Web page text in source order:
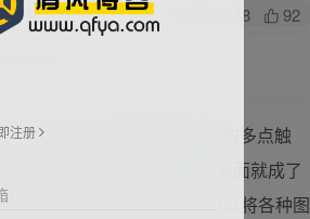
168 92
kind of pain.
将这一技术和当今流行的多点触
新。安装 BumpTop 后，桌面就成了
，通过触摸、拖拽，用户可以将各种图
注册